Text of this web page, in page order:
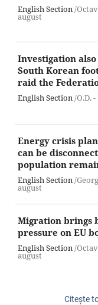
English Section/
august
Investigation
South Korean
raid the
English Section/O.D. -
Energy crisis
can be
population
English Section/
august
Migration brings
pressure on EU
English Section/
august
Citeşte